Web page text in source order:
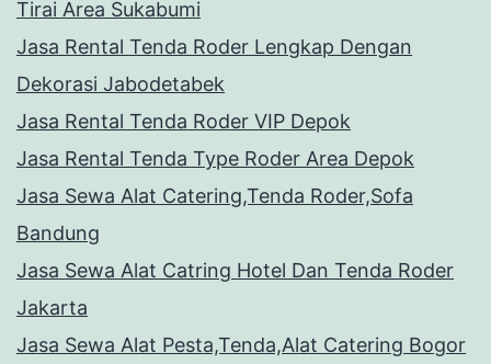
Tirai Area Sukabumi
Jasa Rental Tenda Roder Lengkap Dengan
Dekorasi Jabodetabek
Jasa Rental Tenda Roder VIP Depok
Jasa Rental Tenda Type Roder Area Depok
Jasa Sewa Alat Catering,Tenda Roder,Sofa
Bandung
Jasa Sewa Alat Catring Hotel Dan Tenda Roder
Jakarta
Jasa Sewa Alat Pesta,Tenda,Alat Catering Bogor